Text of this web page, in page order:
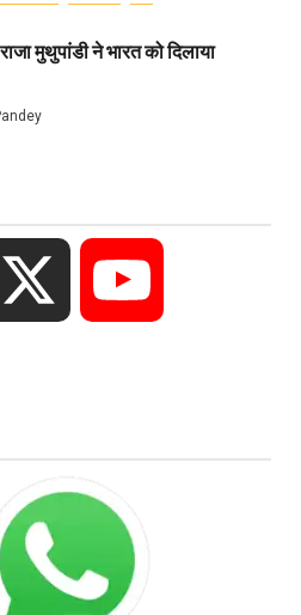
मुथुपांडी ने भारत को दिलाया